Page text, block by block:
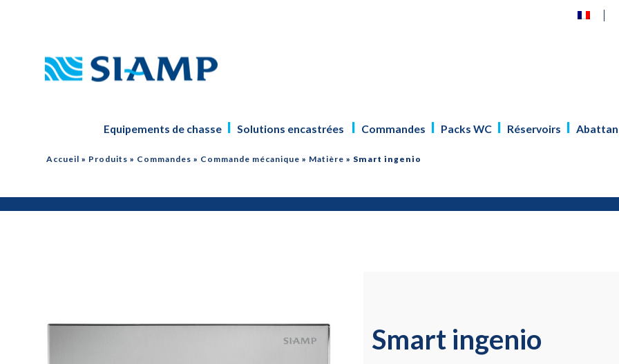
Equipements de chasse Solutions encastrées Commandes Packs WC Réservoirs
Accueil » Produits » Commandes » Commande mécanique » Matière » Smart ingenio
Smart ingenio